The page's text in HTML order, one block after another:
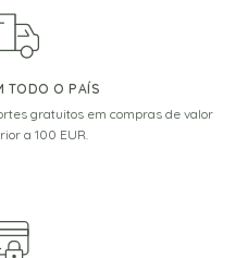
TODO O PAÍS
gratuitos em compras de valor
a 100 EUR.